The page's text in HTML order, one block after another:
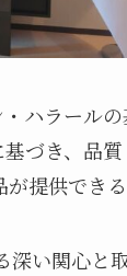
ハラール
づき、品
提供でき
い関心と